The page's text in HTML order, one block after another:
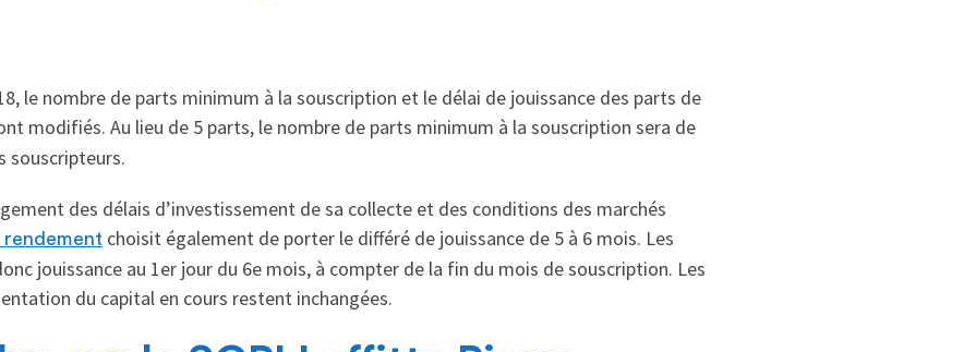
le nombre de parts minimum à la souscription et le délai de jouissance des parts de
modifiés. Au lieu de 5 parts, le nombre de parts minimum à la souscription sera de
souscripteurs.
des délais d’investissement de sa collecte et des conditions des marchés
rendement choisit également de porter le différé de jouissance de 5 à 6 mois. Les
jouissance au 1er jour du 6e mois, à compter de la fin du mois de souscription. Les
du capital en cours restent inchangées.